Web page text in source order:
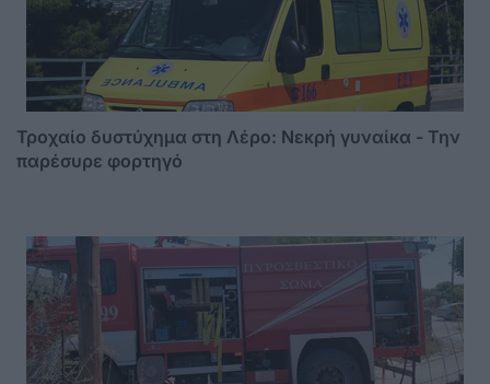
Τροχαίο δυστύχημα στη Λέρο: Νεκρή γυναίκα - Την
παρέσυρε φορτηγό